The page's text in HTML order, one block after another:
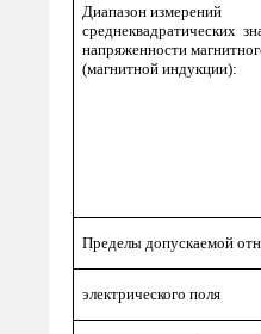
Диапазон измерений
среднеквадратических
напряженности
(магнитной индукции):
Пределы допускаемой
электрического поля